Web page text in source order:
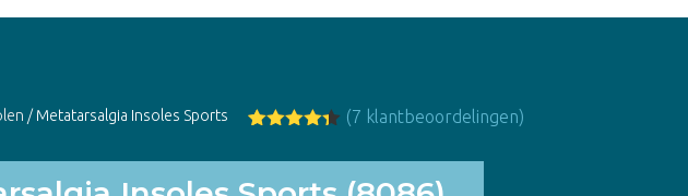
/ Metatarsalgia Insoles Sports
rd4.29op
(7 klantbeoordelingen)